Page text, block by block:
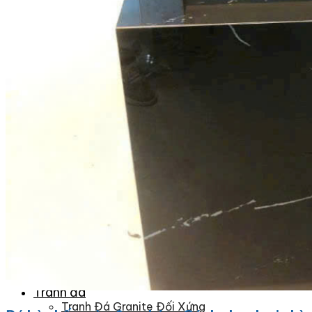
Đá Bàn Bếp Cao Cấp
Đá Ốp Mặt Tiền
Đá Ốp Cột
Đá Ốp Thang Máy
Đá Ốp Bàn Bếp Nhân Tạo
Đá Ốp Bếp Tự Nhiên
Tranh đá
Tranh Đá Granite Đối Xứng